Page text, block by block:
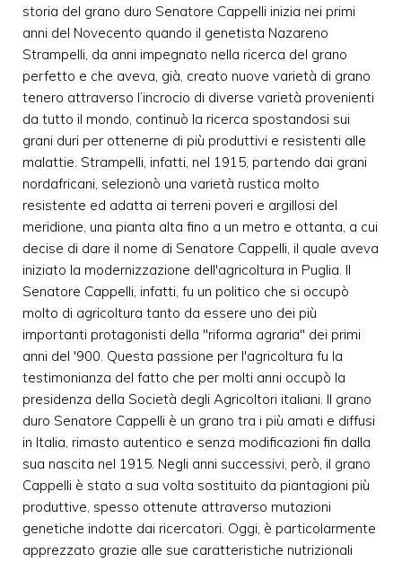
storia del grano duro Senatore Cappelli inizia nei primi
anni del Novecento quando il genetista Nazareno
Strampelli, da anni impegnato nella ricerca del grano
perfetto e che aveva, già, creato nuove varietà di grano
tenero attraverso l’incrocio di diverse varietà provenienti
da tutto il mondo, continuò la ricerca spostandosi sui
grani duri per ottenerne di più produttivi e resistenti alle
malattie. Strampelli, infatti, nel 1915, partendo dai grani
nordafricani, selezionò una varietà rustica molto
resistente ed adatta ai terreni poveri e argillosi del
meridione, una pianta alta fino a un metro e ottanta, a cui
decise di dare il nome di Senatore Cappelli, il quale aveva
iniziato la modernizzazione dell'agricoltura in Puglia. Il
Senatore Cappelli, infatti, fu un politico che si occupò
molto di agricoltura tanto da essere uno dei più
importanti protagonisti della "riforma agraria" dei primi
anni del '900. Questa passione per l'agricoltura fu la
testimonianza del fatto che per molti anni occupò la
presidenza della Società degli Agricoltori italiani. Il grano
duro Senatore Cappelli è un grano tra i più amati e diffusi
in Italia, rimasto autentico e senza modificazioni fin dalla
sua nascita nel 1915. Negli anni successivi, però, il grano
Cappelli è stato a sua volta sostituito da piantagioni più
produttive, spesso ottenute attraverso mutazioni
genetiche indotte dai ricercatori. Oggi, è particolarmente
apprezzato grazie alle sue caratteristiche nutrizionali